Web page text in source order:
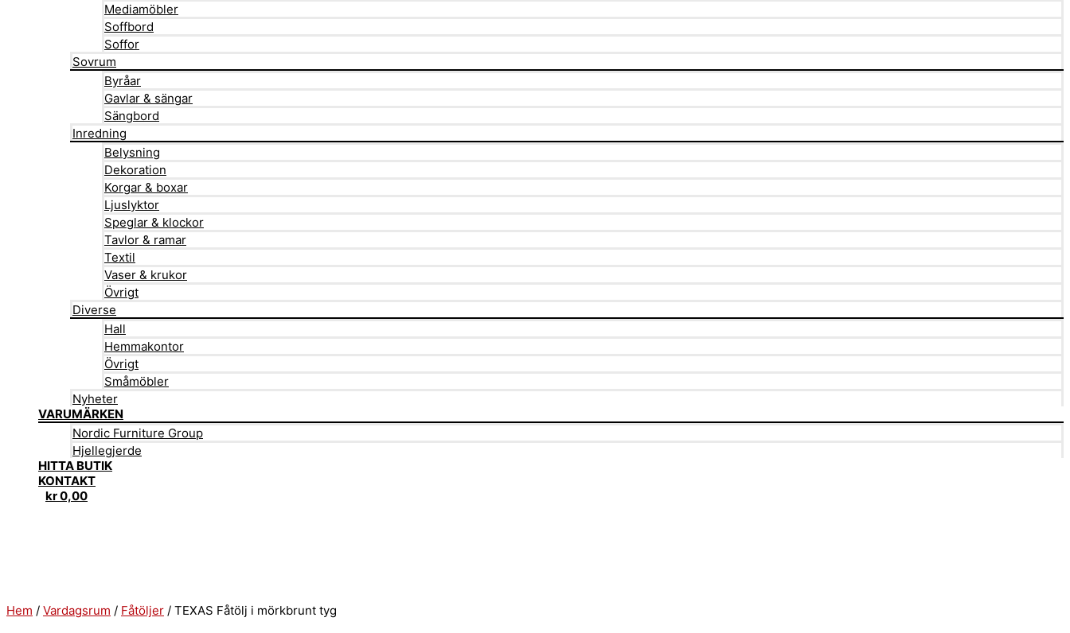
Mediamöbler
Soffbord
Soffor
Sovrum
Byråar
Gavlar & sängar
Sängbord
Inredning
Belysning
Dekoration
Korgar & boxar
Ljuslyktor
Speglar & klockor
Tavlor & ramar
Textil
Vaser & krukor
Övrigt
Diverse
Hall
Hemmakontor
Övrigt
Småmöbler
Nyheter
VARUMÄRKEN
Nordic Furniture Group
Hjellegjerde
HITTA BUTIK
KONTAKT
kr0,00
Hem / Vardagsrum / Fåtöljer / TEXAS Fåtölj i mörkbrunt tyg